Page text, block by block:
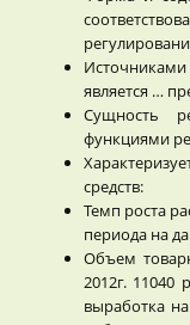
является …
Сущность
функциями
средств:
Темп роста
периода на
Объем
2012г. 11040
выработка